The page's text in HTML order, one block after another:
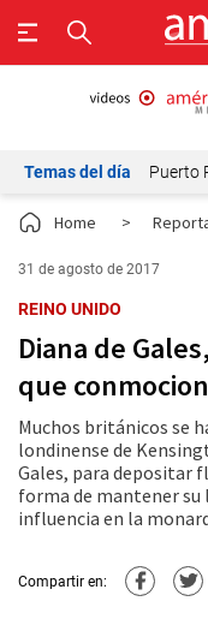
Temas del día Puerto
Home >
31 de agosto de 2017
REINO UNIDO
Diana de
que
Muchos británicos se
londinense de
Gales, para depositar
forma de mantener su
influencia en la
Compartir en: